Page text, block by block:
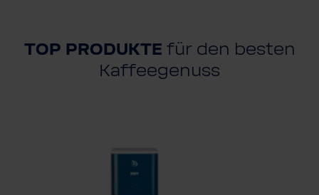
TOP PRODUKTE für den besten
Kaffeegenuss